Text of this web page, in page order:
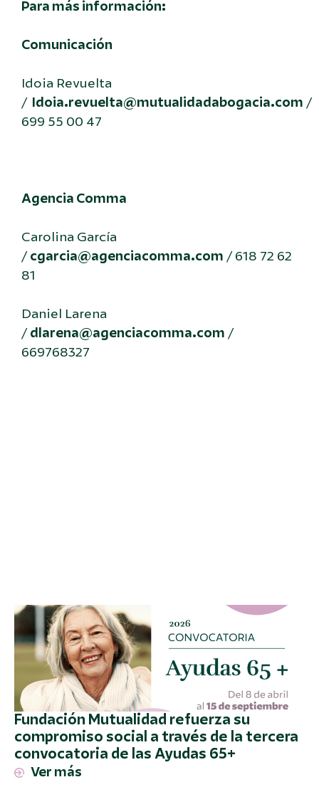
Para más información:
Comunicación
Idoia Revuelta
/ Idoia.revuelta@mutualidadabogacia.com /
699 55 00 47
Agencia Comma
Carolina García
/cgarcia@agenciacomma.com / 618 72 62
81
Daniel Larena
/dlarena@agenciacomma.com /
669768327
Fundación Mutualidad refuerza su
compromiso social a través de la tercera
convocatoria de las Ayudas 65+
Ver más